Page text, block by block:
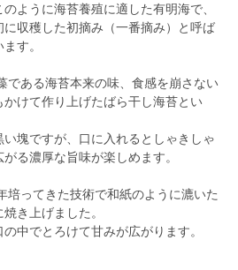
のように海苔養殖に適した有明海で、
収穫した初摘み（一番摘み）と呼ば
す。
である海苔本来の味、食感を崩さない
けて作り上げたばら干し海苔とい
塊ですが、口に入れるとしゃきしゃ
る濃厚な旨味が楽しめます。
培ってきた技術で和紙のように漉いた
き上げました。
中でとろけて甘みが広がります。